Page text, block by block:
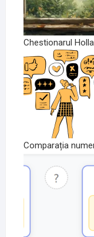
Chestionarul
Comparația